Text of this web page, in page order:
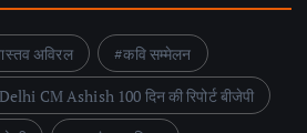
अविरल
कवि सम्मेलन
CM Ashish 100 दिन की रिपोर्ट बीजेपी